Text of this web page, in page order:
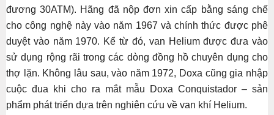
đương 30ATM). Hãng đã nộp đơn xin cấp bằng sáng chế
cho công nghệ này vào năm 1967 và chính thức được phê
duyệt vào năm 1970. Kể từ đó, van Helium được đưa vào
sử dụng rộng rãi trong các dòng đồng hồ chuyên dụng cho
thợ lặn. Không lâu sau, vào năm 1972, Doxa cũng gia nhập
cuộc đua khi cho ra mắt mẫu Doxa Conquistador – sản
phẩm phát triển dựa trên nghiên cứu về van khí Helium.